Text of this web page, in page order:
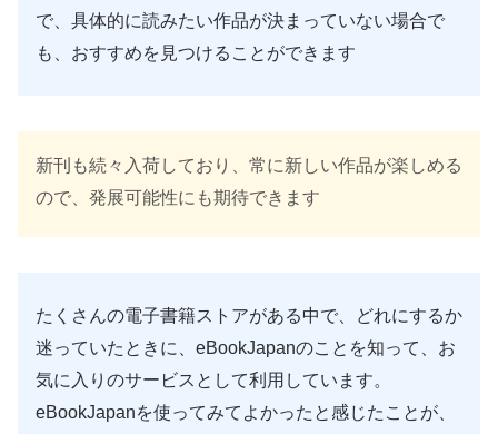
で、具体的に読みたい作品が決まっていない場合で
も、おすすめを見つけることができます
新刊も続々入荷しており、常に新しい作品が楽しめる
ので、発展可能性にも期待できます
たくさんの電子書籍ストアがある中で、どれにするか
迷っていたときに、eBookJapanのことを知って、お
気に入りのサービスとして利用しています。
eBookJapanを使ってみてよかったと感じたことが、